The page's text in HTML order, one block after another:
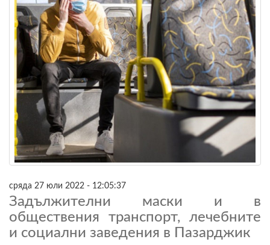
сряда 27 юли 2022 - 12:05:37
Задължителни маски и в
обществения транспорт, лечебните
и социални заведения в Пазарджик